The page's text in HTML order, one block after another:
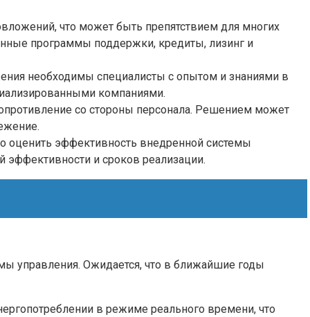
что может быть препятствием для многих
программы поддержки, кредиты, лизинг и
необходимы специалисты с опытом и знаниями в
компаниями.
со стороны персонала. Решением может
оценить эффективность внедренной системы
эффективности и сроков реализации.
управления. Ожидается, что в ближайшие годы
в режиме реального времени, что